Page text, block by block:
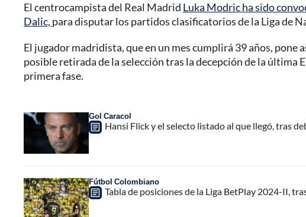
El centrocampista del Real Madrid Luka Modric ha sido
Dalic, para disputar los partidos clasificatorios de la Liga de
El jugador madridista, que en un mes cumplirá 39 años, pone
posible retirada de la selección tras la decepción de la última
primera fase.
Gol Caracol
Hansi Flick y el selecto listado al que llegó, tras
Fútbol Colombiano
Tabla de posiciones de la Liga BetPlay 2024-II,